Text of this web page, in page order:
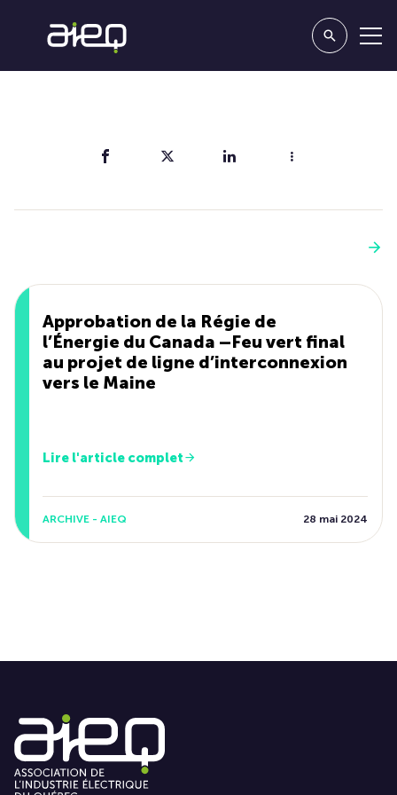
Approbation de la Régie de
l’Énergie du Canada –Feu vert final
au projet de ligne d’interconnexion
vers le Maine
Lire l'article complet
ARCHIVE - AIEQ 28 mai 2024